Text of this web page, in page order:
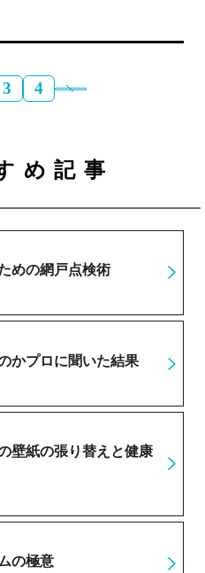
3 4
め記事
めの網戸点検術
かプロに聞いた結果
壁紙の張り替えと健康
の極意